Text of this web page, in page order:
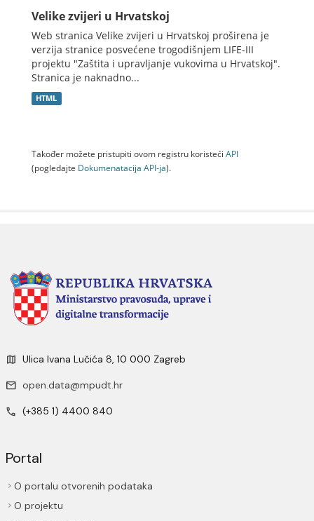
Velike zvijeri u Hrvatskoj
Web stranica Velike zvijeri u Hrvatskoj proširena je
verzija stranice posvećene trogodišnjem LIFE-III
projektu "Zaštita i upravljanje vukovima u Hrvatskoj".
Stranica je naknadno...
HTML
Također možete pristupiti ovom registru koristeći API
(pogledajte Dokumenаtаcijа API-jа).